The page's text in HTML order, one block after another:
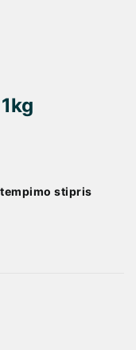
stipris